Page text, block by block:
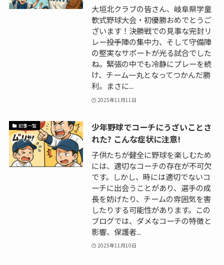
大垣北クラブの皆さん、岐阜県学童
軟式野球大会・初優勝おめでとうご
ざいます！決勝戦での見事な完封リ
レー――投手陣の集中力、そして守備陣
の堅実なサポートが光る試合でした
ね。緊張の中でも冷静にプレーを続
け、チーム一丸となってつかんだ勝
利。まさに...
2025年11月11日
記事一覧
少年野球でコーチにうざいことさ
れた? こんな症状に注意!
子供たちが健全に野球を楽しむため
には、適切なコーチの存在が不可欠
です。しかし、時には適切でないコ
ーチに出会うことがあり、選手の成
長を妨げたり、チームの雰囲気を害
したりする可能性があります。この
ブログでは、ダメなコーチの特徴と
影響、保護者...
2025年11月10日